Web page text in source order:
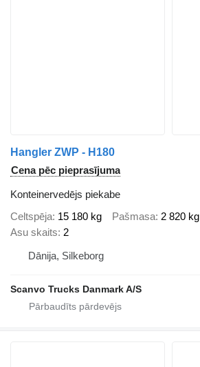
Hangler ZWP - H180
Cena pēc pieprasījuma
Konteinervedējs piekabe
Celtspēja 15 180 kg Pašmasa 2 820 kg
Asu skaits 2
Dānija, Silkeborg
Scanvo Trucks Danmark A/S